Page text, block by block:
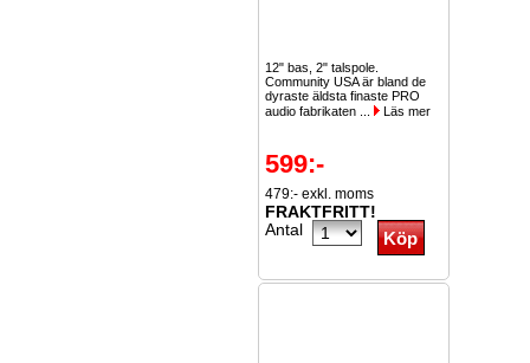
12" bas, 2" talspole.
Community USA är bland de
dyraste äldsta finaste PRO
audio fabrikaten ...
Läs mer
599:-
479:- exkl. moms
FRAKTFRITT!
Antal